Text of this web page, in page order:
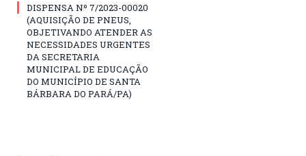
DISPENSA Nº 7/2023-00020
(AQUISIÇÃO DE PNEUS,
OBJETIVANDO ATENDER AS
NECESSIDADES URGENTES
DA SECRETARIA
MUNICIPAL DE EDUCAÇÃO
DO MUNICÍPIO DE SANTA
BÁRBARA DO PARÁ/PA)